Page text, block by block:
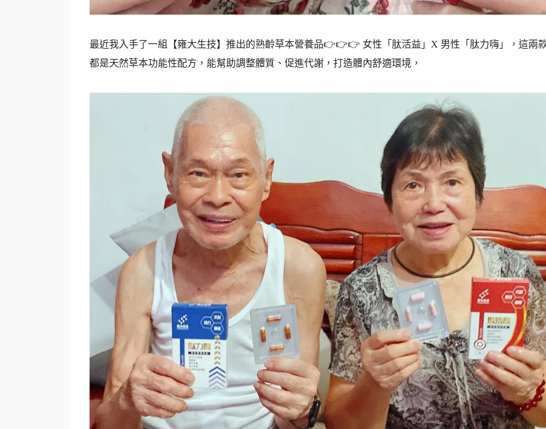
最近我入手了一組【雍大生技】推出的熟齡草本營養品👉👉👉 女性「肽活益」X 男性「肽力嗨」，這兩
都是天然草本功能性配方，能幫助調整體質、促進代謝，打造體內舒適環境，